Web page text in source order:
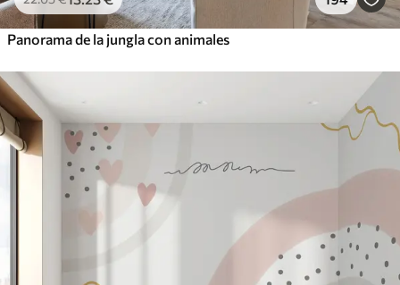
Panorama de la jungla con animales